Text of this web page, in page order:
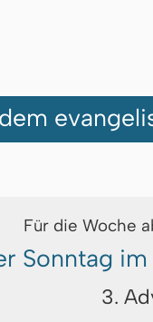
Für die Woche
Sonntag
3.